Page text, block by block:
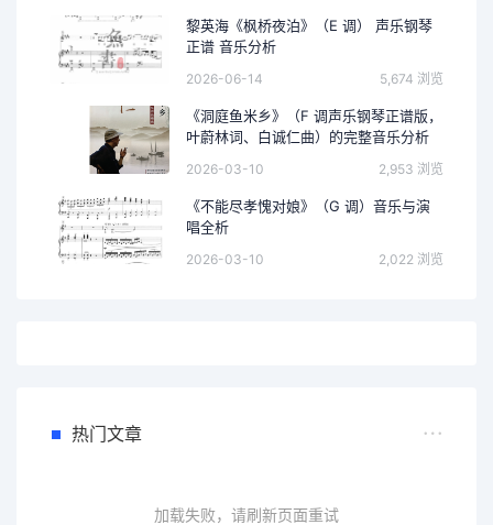
黎英海《枫桥夜泊》（E 调） 声乐钢琴
正谱 音乐分析
2026-06-14 5,674 浏览
《洞庭鱼米乡》（F 调声乐钢琴正谱版，
叶蔚林词、白诚仁曲）的完整音乐分析
2026-03-10 2,953 浏览
《不能尽孝愧对娘》（G 调）音乐与演
唱全析
2026-03-10 2,022 浏览
热门文章
加载失败，请刷新页面重试